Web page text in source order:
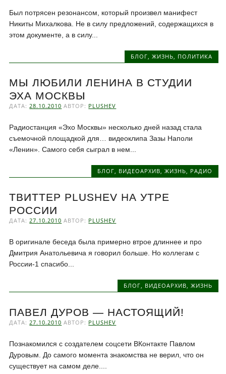
Был потрясен резонансом, который произвел манифест
Никиты Михалкова. Не в силу предложений, содержащихся в
этом документе, а в силу...
БЛОГ ЖИЗНЬ ПОЛИТИКА
МЫ ЛЮБИЛИ ЛЕНИНА В СТУДИИ
ЭХА МОСКВЫ
ДАТА:28.10.2010 АВТОР: PLUSHEV
Радиостанция «Эхо Москвы» несколько дней назад стала
съемочной площадкой для… видеоклипа Зазы Наполи
«Ленин». Самого себя сыграл в нем...
БЛОГ, ВИДЕОАРХИВ, ЖИЗНЬ, РАДИО
ТВИТТЕР PLUSHEV НА УТРЕ
РОССИИ
ДАТА:27.10.2010 АВТОР: PLUSHEV
В оригинале беседа была примерно втрое длиннее и про
Дмитрия Анатольевича я говорил больше. Но коллегам c
России-1 спасибо...
БЛОГ, ВИДЕОАРХИВ, ЖИЗНЬ
ПАВЕЛ ДУРОВ — НАСТОЯЩИЙ!
ДАТА: 27.10.2010 АВТОР: PLUSHEV
Познакомился с создателем соцсети ВКонтакте Павлом
Дуровым. До самого момента знакомства не верил, что он
существует на самом деле....